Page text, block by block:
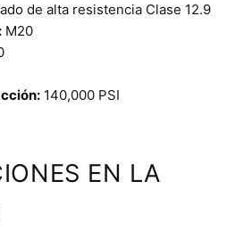
de alta resistencia Clase 12.9
M20
140,000 PSI
EN LA